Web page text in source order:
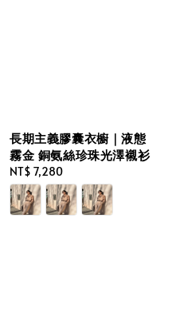
長期主義膠囊衣櫥｜液態
霧金 銅氨絲珍珠光澤襯衫
Regular
price
NT$ 7,280